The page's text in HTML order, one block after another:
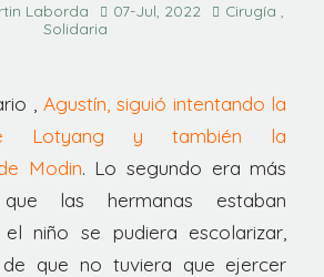
Laborda 07-Jul, 2022
Cirugía ,
Solidaria
, Agustín, siguió intentando la
Lotyang y también la
Modin. Lo segundo era más
las hermanas estaban
niño se pudiera escolarizar,
que no tuviera que ejercer